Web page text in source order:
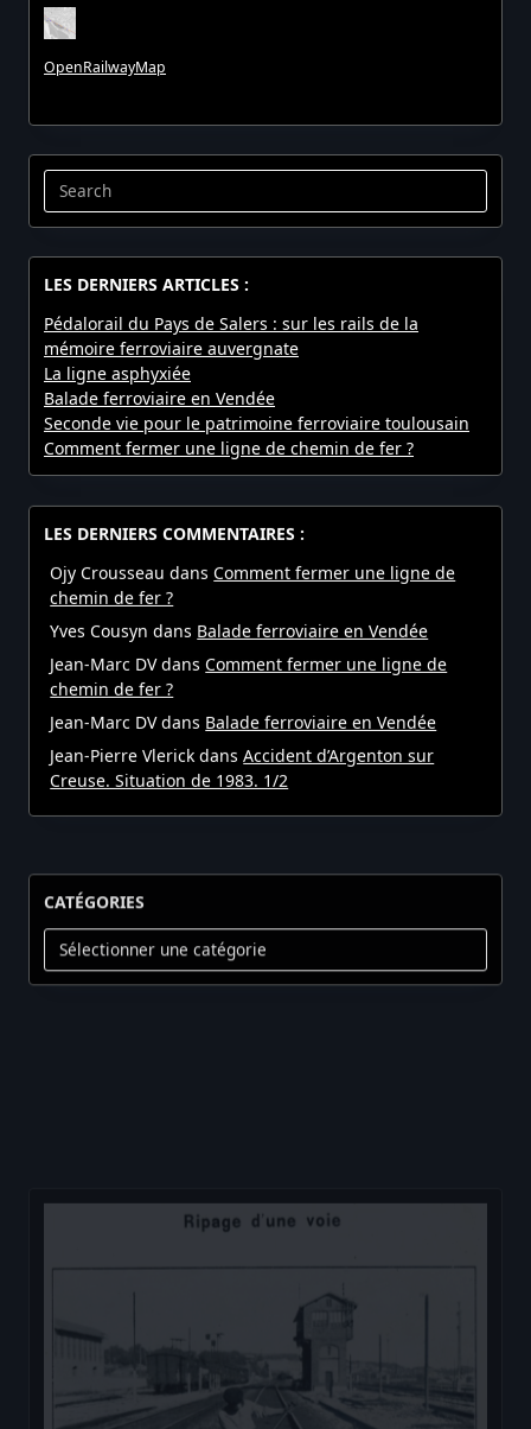
OpenRailwayMap
Search
for:
LES DERNIERS ARTICLES :
Pédalorail du Pays de Salers : sur les rails de la
mémoire ferroviaire auvergnate
La ligne asphyxiée
Balade ferroviaire en Vendée
Seconde vie pour le patrimoine ferroviaire toulousain
Comment fermer une ligne de chemin de fer ?
LES DERNIERS COMMENTAIRES :
Ojy Crousseau dans Comment fermer une ligne de
chemin de fer ?
Yves Cousyn dans Balade ferroviaire en Vendée
Jean-Marc DVdans Comment fermer une ligne de
chemin de fer ?
Jean-Marc DVdans Balade ferroviaire en Vendée
Jean-Pierre Vlerick dansAccident d’Argenton sur
Creuse. Situation de 1983. 1/2
CATÉGORIES
Catégories
Membres :